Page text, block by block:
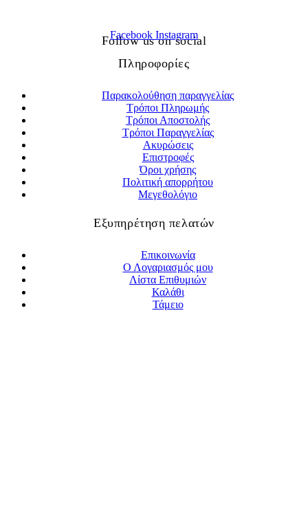
Follow us on social
Facebook Instagram
Πληροφορίες
Παρακολούθηση παραγγελίας
Τρόποι Πληρωμής
Τρόποι Αποστολής
Τρόποι Παραγγελίας
Ακυρώσεις
Επιστροφές
Όροι χρήσης
Πολιτική απορρήτου
Μεγεθολόγιο
Εξυπηρέτηση πελατών
Επικοινωνία
Ο Λογαριασμός μου
Λίστα Επιθυμιών
Καλάθι
Τάμειο